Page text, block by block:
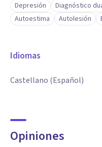
Depresión
Diagnóstico
Autoestima
Autolesión
Idiomas
Castellano (Español)
Opiniones